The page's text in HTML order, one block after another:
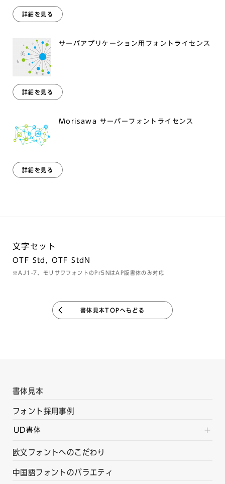
詳細を見る
サーバアプリケーション用フォントライセンス
詳細を見る
Morisawa サーバーフォントライセンス
詳細を見る
文字セット
OTF Std, OTF StdN
※AJ1-7、モリサワフォントのPr5NはAP版書体のみ対応
書体見本TOPへもどる
書体見本
フォント採用事例
UD書体
欧文フォントへのこだわり
中国語フォントのバラエティ